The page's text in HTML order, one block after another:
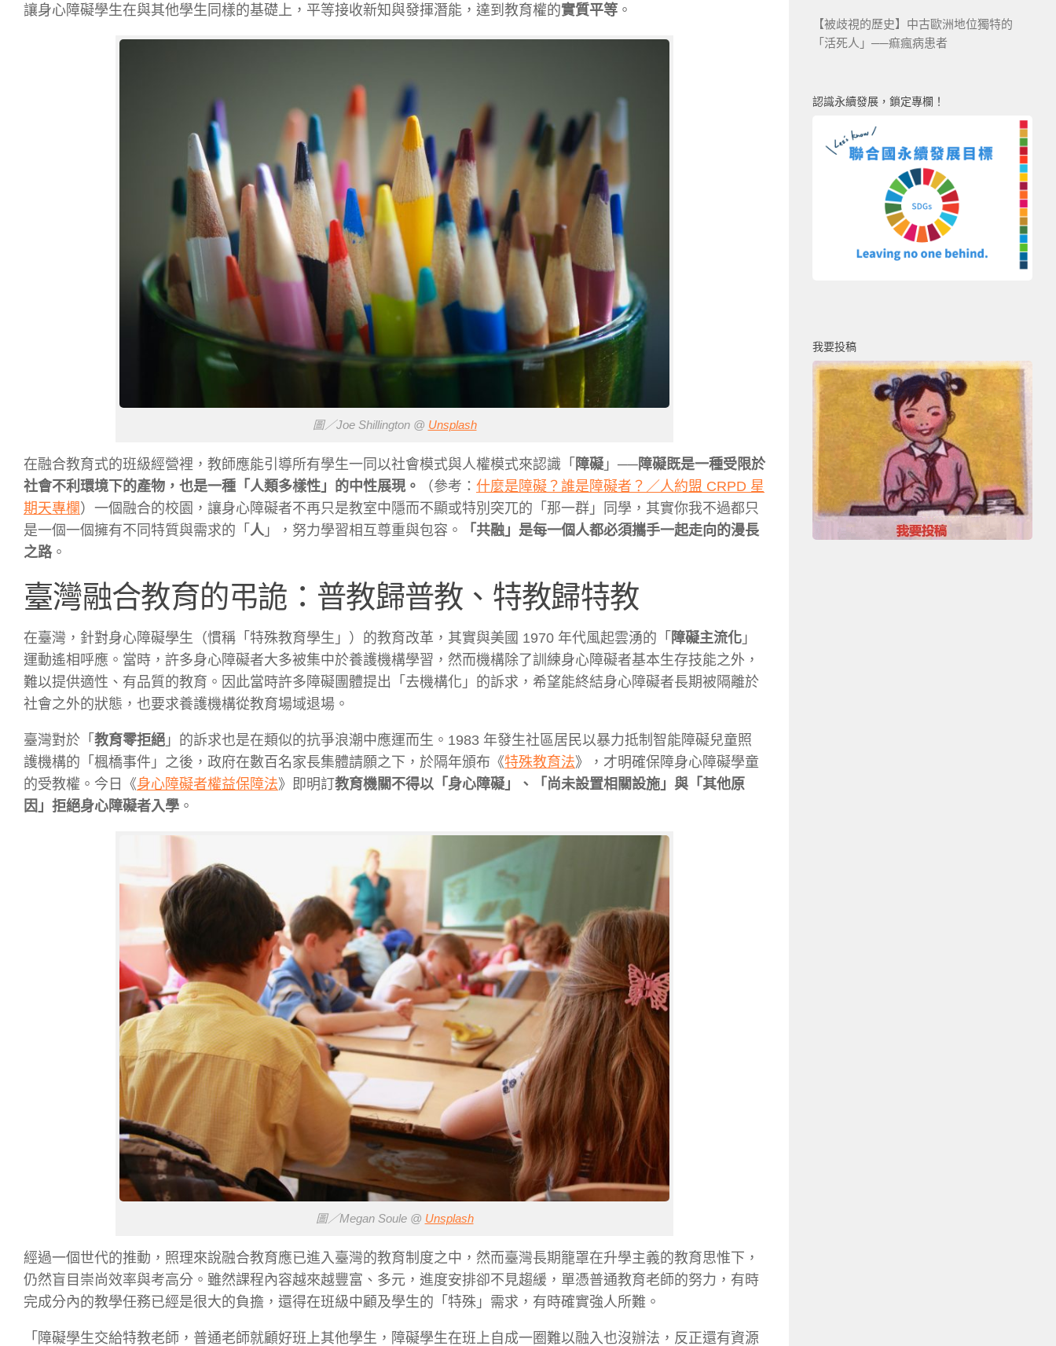
讓身心障礙學生在與其他學生同樣的基礎上，平等接收新知與發揮潛能，達到教育權的實質平等 。
圖／Joe Shillington @ Unsplash
在融合教育式的班級經營裡，教師應能引導所有學生一同以社會模式與人權模式來認識「 障礙 」──障礙既是一種受限於
社會不利環境下的產物，也是一種「人類多樣性」的中性展現。 （參考： 什麼是障礙？誰是障礙者 ？／人約盟 CRPD 星
期天專欄） 一個融合的校園，讓身心障礙者不再只是教室中隱而不顯或特別突兀的「那一群」同學，其實你我不過都只
是一個一個擁有不同特質與需求的「 人 」，努力學習相互尊重與包容 。
「共融」是每一個人都必須攜手一起走向的漫長
之路。
臺灣融合教育的弔詭：普教歸普教、特教歸特教
在臺灣，針對身心障礙學生（慣稱「特殊教育學生」）的教育改革，其實與美國 1970 年代風起雲湧的「 障礙主流化 」
運動遙相呼應。當時，許多身心障礙者大多被集中於養護機構學習，然而機構除了訓練身心障礙者基本生存技能之外 ，
難以提供適性、有品質的教育。因此當時許多障礙團體提出「去機構化」的訴求，希望能終結身心障礙者長期被隔離於
社會之外的狀態，也要求養護機構從教育場域退場。
臺灣對於「 教育零拒絕 」的訴求也是在類似的抗爭浪潮中應運而生。1983 年發生社區居民以暴力抵制智能障礙兒童照
護機構的「楓橋事件」之後，政府在數百名家長集體請願之下，於隔年頒布《特殊教育法》，才明確保障身心障礙學童
的受教權。今日《身心障礙者權益保障法》即明訂教育機關不得以「身心障礙」、「尚未設置相關設施」與「其他原
因」拒絕身心障礙者入學 。
圖／Megan Soule @ Unsplash
經過一個世代的推動，照理來說融合教育應已進入臺灣的教育制度之中，然而臺灣長期籠罩在升學主義的教育思惟下，
仍然盲目崇尚效率與考高分。雖然課程內容越來越豐富、多元，進度安排卻不見趨緩，單憑普通教育老師的努力，有時
完成分內的教學任務已經是很大的負擔，還得在班級中顧及學生的 「特殊」需求，有時確實強人所難。
「障礙學生交給特教老師，普通老師就顧好班上其他學生，障礙學生在班上自成一圈難以融入也沒辦法，反正還有資源
【被歧視的歷史】中古歐洲地位獨特的
「活死人」──痲瘋病患者
認識永續發展，鎖定專欄！
我要投稿